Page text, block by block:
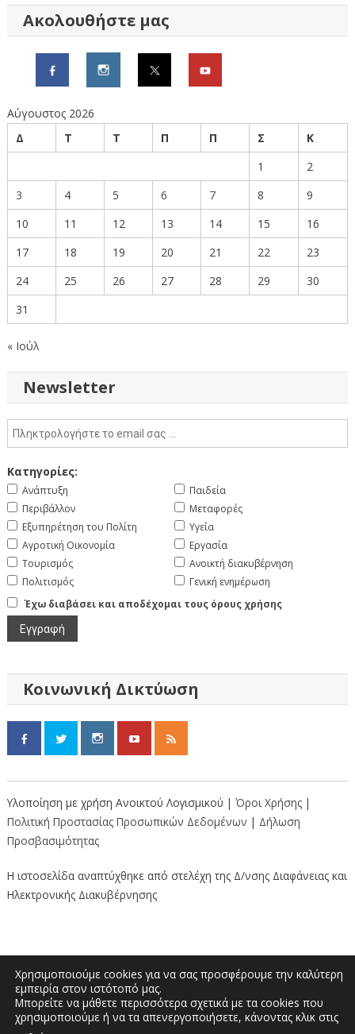
Ακολουθήστε μας
Αύγουστος 2026
Δ
Τ Τ Π Π Σ
Κ
1
2
3
4 5 6 7 8
9
10
11 12 13 14 15
16
17
18 19 20 21 22
23
24
25 26 27 28 29
30
31
« Ιούλ
Newsletter
Κατηγορίες:
Ανάπτυξη
Περιβάλλον
Εξυπηρέτηση του Πολίτη
Αγροτική Οικονομία
Τουρισμός
Πολιτισμός
Παιδεία
Μεταφορές
Υγεία
Εργασία
Ανοικτή διακυβέρνηση
Γενική ενημέρωση
Έχω διαβάσει και αποδέχομαι τους όρους χρήσης
Κοινωνική Δικτύωση
Υλοποίηση με χρήση Ανοικτού Λογισμικού | Όροι Χρήσης |
Πολιτική Προστασίας Προσωπικών Δεδομένων | Δήλωση
Προσβασιμότητας
Η ιστοσελίδα αναπτύχθηκε από στελέχη της Δ/νσης Διαφάνειας και
Ηλεκτρονικής Διακυβέρνησης
Διοικητήριο “Κώστας Ταλιαδούρης” |
Τηλέφωνο: 2462353333, 2462353370 | E-
Χρησιμοποιούμε cookies για να σας προσφέρουμε την καλύτερη
εμπειρία στον ιστότοπό μας.
Μπορείτε να μάθετε περισσότερα σχετικά με τα cookies που
χρησιμοποιούμε ή να τα απενεργοποιήσετε, κάνοντας κλικ στις